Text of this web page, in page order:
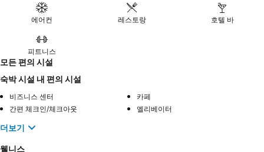
에어컨 레스토랑 호텔 바
피트니스
모든 편의 시설
숙박 시설 내 편의 시설
비즈니스 센터
카페
간편 체크인/체크아웃
엘리베이터
더보기
웰니스